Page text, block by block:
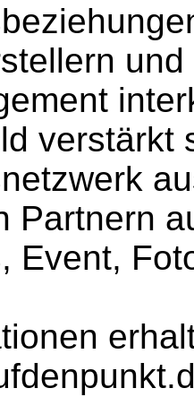
verstärkt
Partnern
Event,